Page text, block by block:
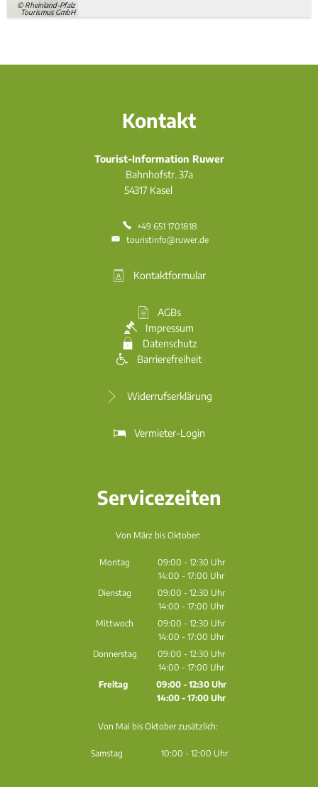
© Rheinland-Pfalz
Tourismus GmbH
Kontakt
Tourist-Information Ruwer
Bahnhofstr. 37a
54317 Kasel
+49 651 1701818
touristinfo@ruwer.de
Kontaktformular
AGBs
Impressum
Datenschutz
Barrierefreiheit
Widerrufserklärung
Vermieter-Login
Servicezeiten
Von März bis Oktober:
Montag 09:00 - 12:30 Uhr
Von 09:00 bis 12:30 Uhr
14:00 - 17:00 Uhr
Von 14:00 bis 17:00 Uhr
Dienstag 09:00 - 12:30 Uhr
Von 09:00 bis 12:30 Uhr
14:00 - 17:00 Uhr
Von 14:00 bis 17:00 Uhr
Mittwoch 09:00 - 12:30 Uhr
Von 09:00 bis 12:30 Uhr
14:00 - 17:00 Uhr
Von 14:00 bis 17:00 Uhr
Donnerstag 09:00 - 12:30 Uhr
Von 09:00 bis 12:30 Uhr
14:00 - 17:00 Uhr
Von 14:00 bis 17:00 Uhr
Freitag 09:00- 12:30Uhr
Von 09:00 bis 12:30 Uhr
14:00- 17:00Uhr
Von Mai bis Oktober zusätzlich:
Samstag 10:00 - 12:00 Uhr